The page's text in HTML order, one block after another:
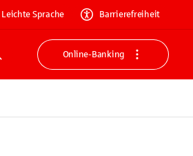
Leichte Sprache Barrierefreiheit
Suche
Online-Banking